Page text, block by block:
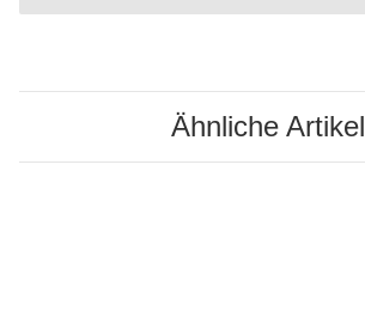
Ähnliche Artikel